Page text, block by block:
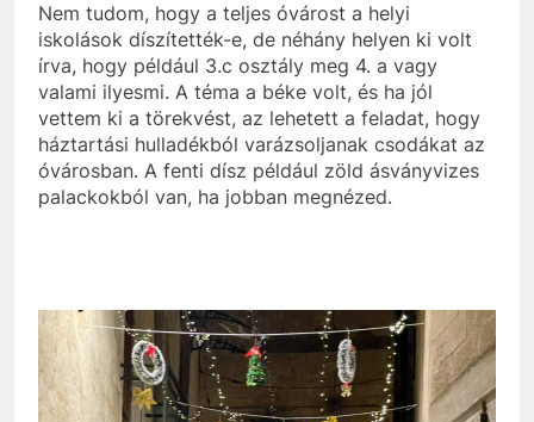
Nem tudom, hogy a teljes óvárost a helyi
iskolások díszítették-e, de néhány helyen ki volt
írva, hogy például 3.c osztály meg 4. a vagy
valami ilyesmi. A téma a béke volt, és ha jól
vettem ki a törekvést, az lehetett a feladat, hogy
háztartási hulladékból varázsoljanak csodákat az
óvárosban. A fenti dísz például zöld ásványvizes
palackokból van, ha jobban megnézed.